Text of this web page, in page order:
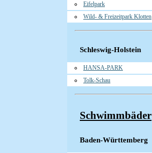
Eifelpark
Wild- & Freizeitpark Klotten
Schleswig-Holstein
HANSA-PARK
Tolk-Schau
Schwimmbäder
Baden-Württemberg